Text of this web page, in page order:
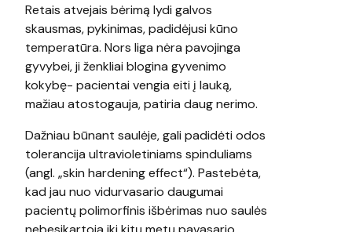
Retais atvejais bėrimą lydi galvos
skausmas, pykinimas, padidėjusi kūno
temperatūra. Nors liga nėra pavojinga
gyvybei, ji ženkliai blogina gyvenimo
kokybę- pacientai vengia eiti į lauką,
mažiau atostogauja, patiria daug nerimo.
Dažniau būnant saulėje, gali padidėti odos
tolerancija ultravioletiniams spinduliams
(angl. „skin hardening effect“). Pastebėta,
kad jau nuo vidurvasario daugumai
pacientų polimorfinis išbėrimas nuo saulės